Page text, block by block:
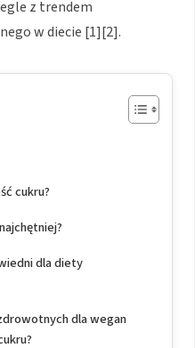
z trendem
w diecie [1][2].
cukru?
dla diety
dla wegan